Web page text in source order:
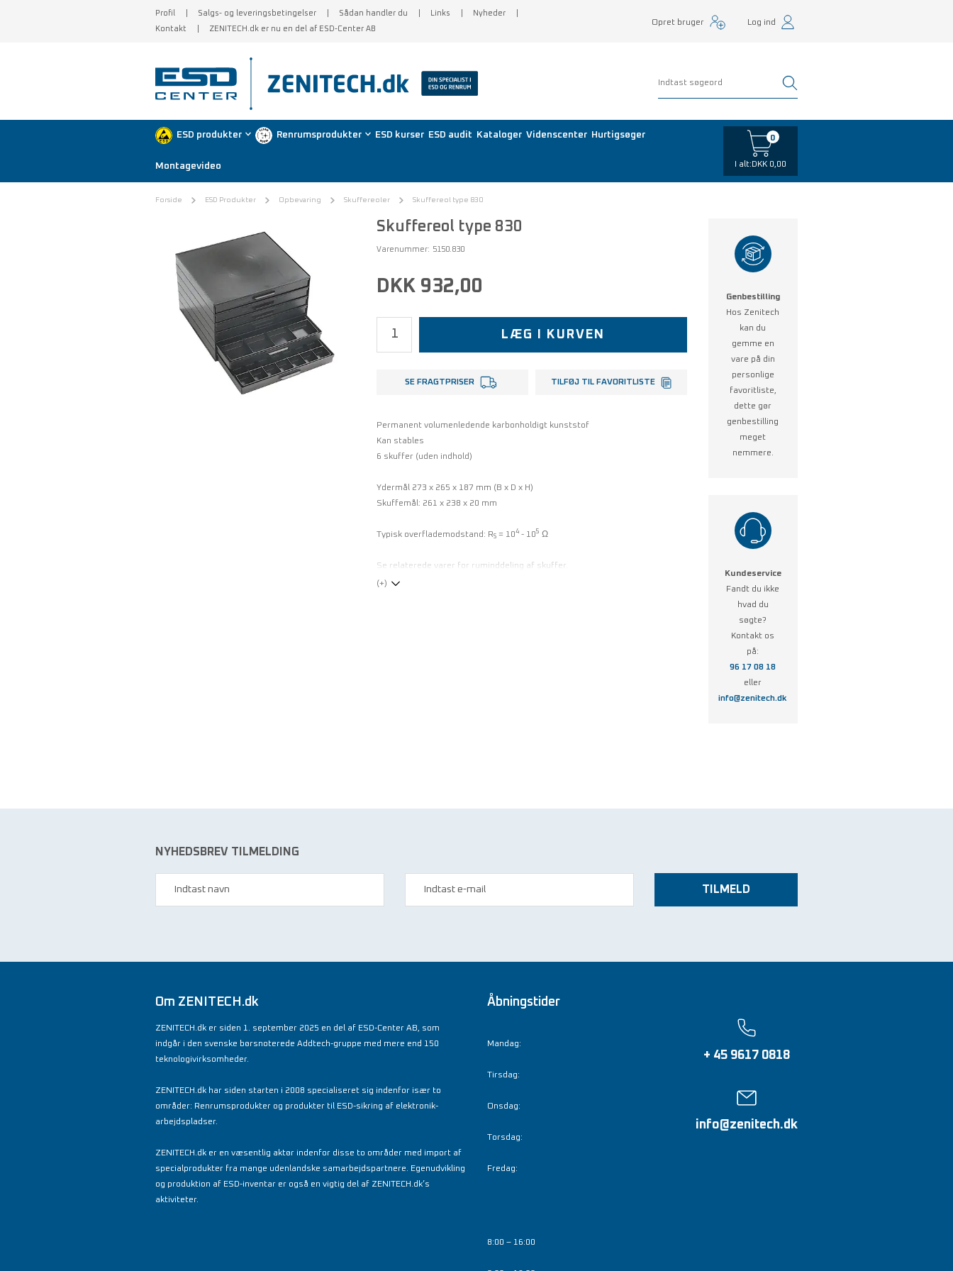
Profil Salgs- og leveringsbetingelser Sådan handler du Links
Nyheder
Kontakt
ZENITECH.dk er nu en del af ESD-Center AB
Opret bruger Log ind
ESD produkter Renrumsprodukter ESD kurser ESD audit Kataloger Videnscenter Hurtigsøger
Montagevideo
0
I alt: DKK 0,00
Forside ESD Produkter Opbevaring Skuffereoler Skuffereol type 830
Skuffereol type 830
Varenummer: 5150.830
DKK 932,00
LÆG I KURVEN
SE FRAGTPRISER TILFØJ TIL FAVORITLISTE
Permanent volumenledende karbonholdigt kunststof
Kan stables
6 skuffer (uden indhold)
Ydermål 273 x 265 x 187 mm (B x D x H)
Skuffemål: 261 x 238 x 20 mm
Typisk overflademodstand: RS= 104- 105 Ω
Se relaterede varer for ruminddeling af skuffer.
(+)
Genbestilling
Hos Zenitech
kan du
gemme en
vare på din
personlige
favoritliste,
dette gør
genbestilling
meget
nemmere.
Kundeservice
Fandt du ikke
hvad du
søgte?
Kontakt os
på:
96 17 08 18
eller
info@zenitech.dk
NYHEDSBREV TILMELDING
TILMELD
Om ZENITECH.dk
ZENITECH.dk er siden 1. september 2025 en del af ESD-Center AB, som
indgår i den svenske børsnoterede Addtech-gruppe med mere end 150
teknologivirksomheder.
ZENITECH.dk har siden starten i 2008 specialiseret sig indenfor især to
områder: Renrumsprodukter og produkter til ESD-sikring af elektronik-
arbejdspladser.
ZENITECH.dk er en væsentlig aktør indenfor disse to områder med import af
specialprodukter fra mange udenlandske samarbejdspartnere. Egenudvikling
og produktion af ESD-inventar er også en vigtig del af ZENITECH.dk’s
aktiviteter.
Åbningstider
Mandag:
Tirsdag:
Onsdag:
Torsdag:
Fredag:
8:00 – 16:00
+ 45 9617 0818
info@zenitech.dk